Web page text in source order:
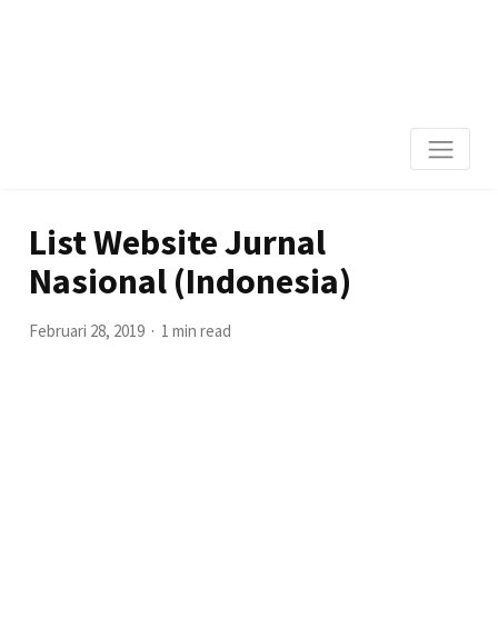
List Website Jurnal
Nasional (Indonesia)
Februari 28, 2019 1 min read